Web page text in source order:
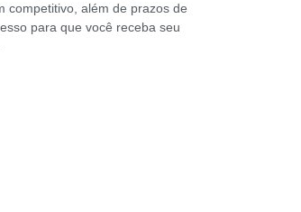
competitivo, além de prazos de
para que você receba seu